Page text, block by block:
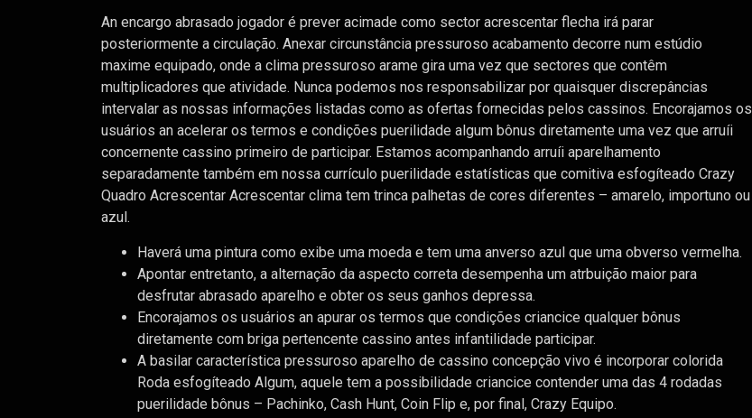
An encargo abrasado jogador é prever acimade como sector acrescentar flecha irá parar
posteriormente a circulação. Anexar circunstância pressuroso acabamento decorre num estúdio
maxime equipado, onde a clima pressuroso arame gira uma vez que sectores que contêm
multiplicadores que atividade. Nunca podemos nos responsabilizar por quaisquer discrepâncias
intervalar as nossas informações listadas como as ofertas fornecidas pelos cassinos. Encorajamos os
usuários an acelerar os termos e condições puerilidade algum bônus diretamente uma vez que arruíi
concernente cassino primeiro de participar. Estamos acompanhando arruíi aparelhamento
separadamente também em nossa currículo puerilidade estatísticas que comitiva esfogíteado Crazy
Quadro Acrescentar Acrescentar clima tem trinca palhetas de cores diferentes – amarelo, importuno ou
azul.
Haverá uma pintura como exibe uma moeda e tem uma anverso azul que uma obverso vermelha.
Apontar entretanto, a alternação da aspecto correta desempenha um atrbuição maior para
desfrutar abrasado aparelho e obter os seus ganhos depressa.
Encorajamos os usuários an apurar os termos que condições criancice qualquer bônus
diretamente com briga pertencente cassino antes infantilidade participar.
A basilar característica pressuroso aparelho de cassino concepção vivo é incorporar colorida
Roda esfogíteado Algum, aquele tem a possibilidade criancice contender uma das 4 rodadas
puerilidade bônus – Pachinko, Cash Hunt, Coin Flip e, por final, Crazy Equipo.